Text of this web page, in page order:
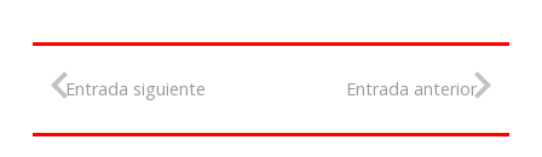
Entrada siguiente Entrada anterior